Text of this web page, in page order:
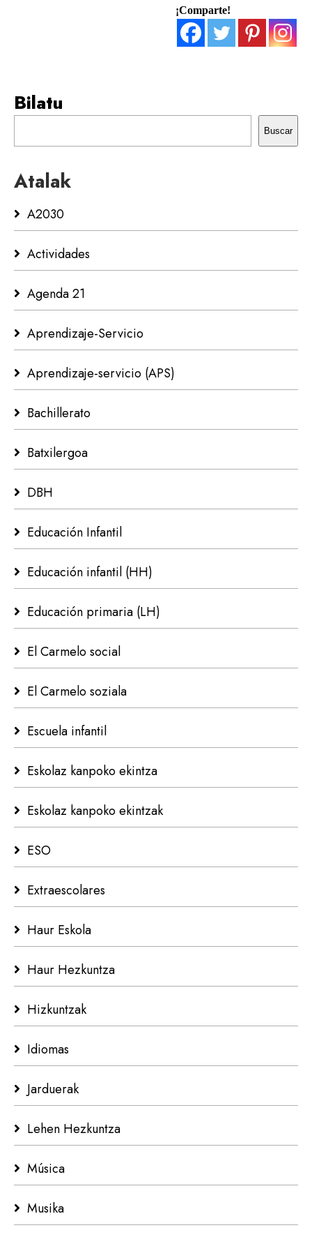
¡Comparte!
Bilatu
Buscar
Atalak
A2030
Actividades
Agenda 21
Aprendizaje-Servicio
Aprendizaje-servicio (APS)
Bachillerato
Batxilergoa
DBH
Educación Infantil
Educación infantil (HH)
Educación primaria (LH)
El Carmelo social
El Carmelo soziala
Escuela infantil
Eskolaz kanpoko ekintza
Eskolaz kanpoko ekintzak
ESO
Extraescolares
Haur Eskola
Haur Hezkuntza
Hizkuntzak
Idiomas
Jarduerak
Lehen Hezkuntza
Música
Musika